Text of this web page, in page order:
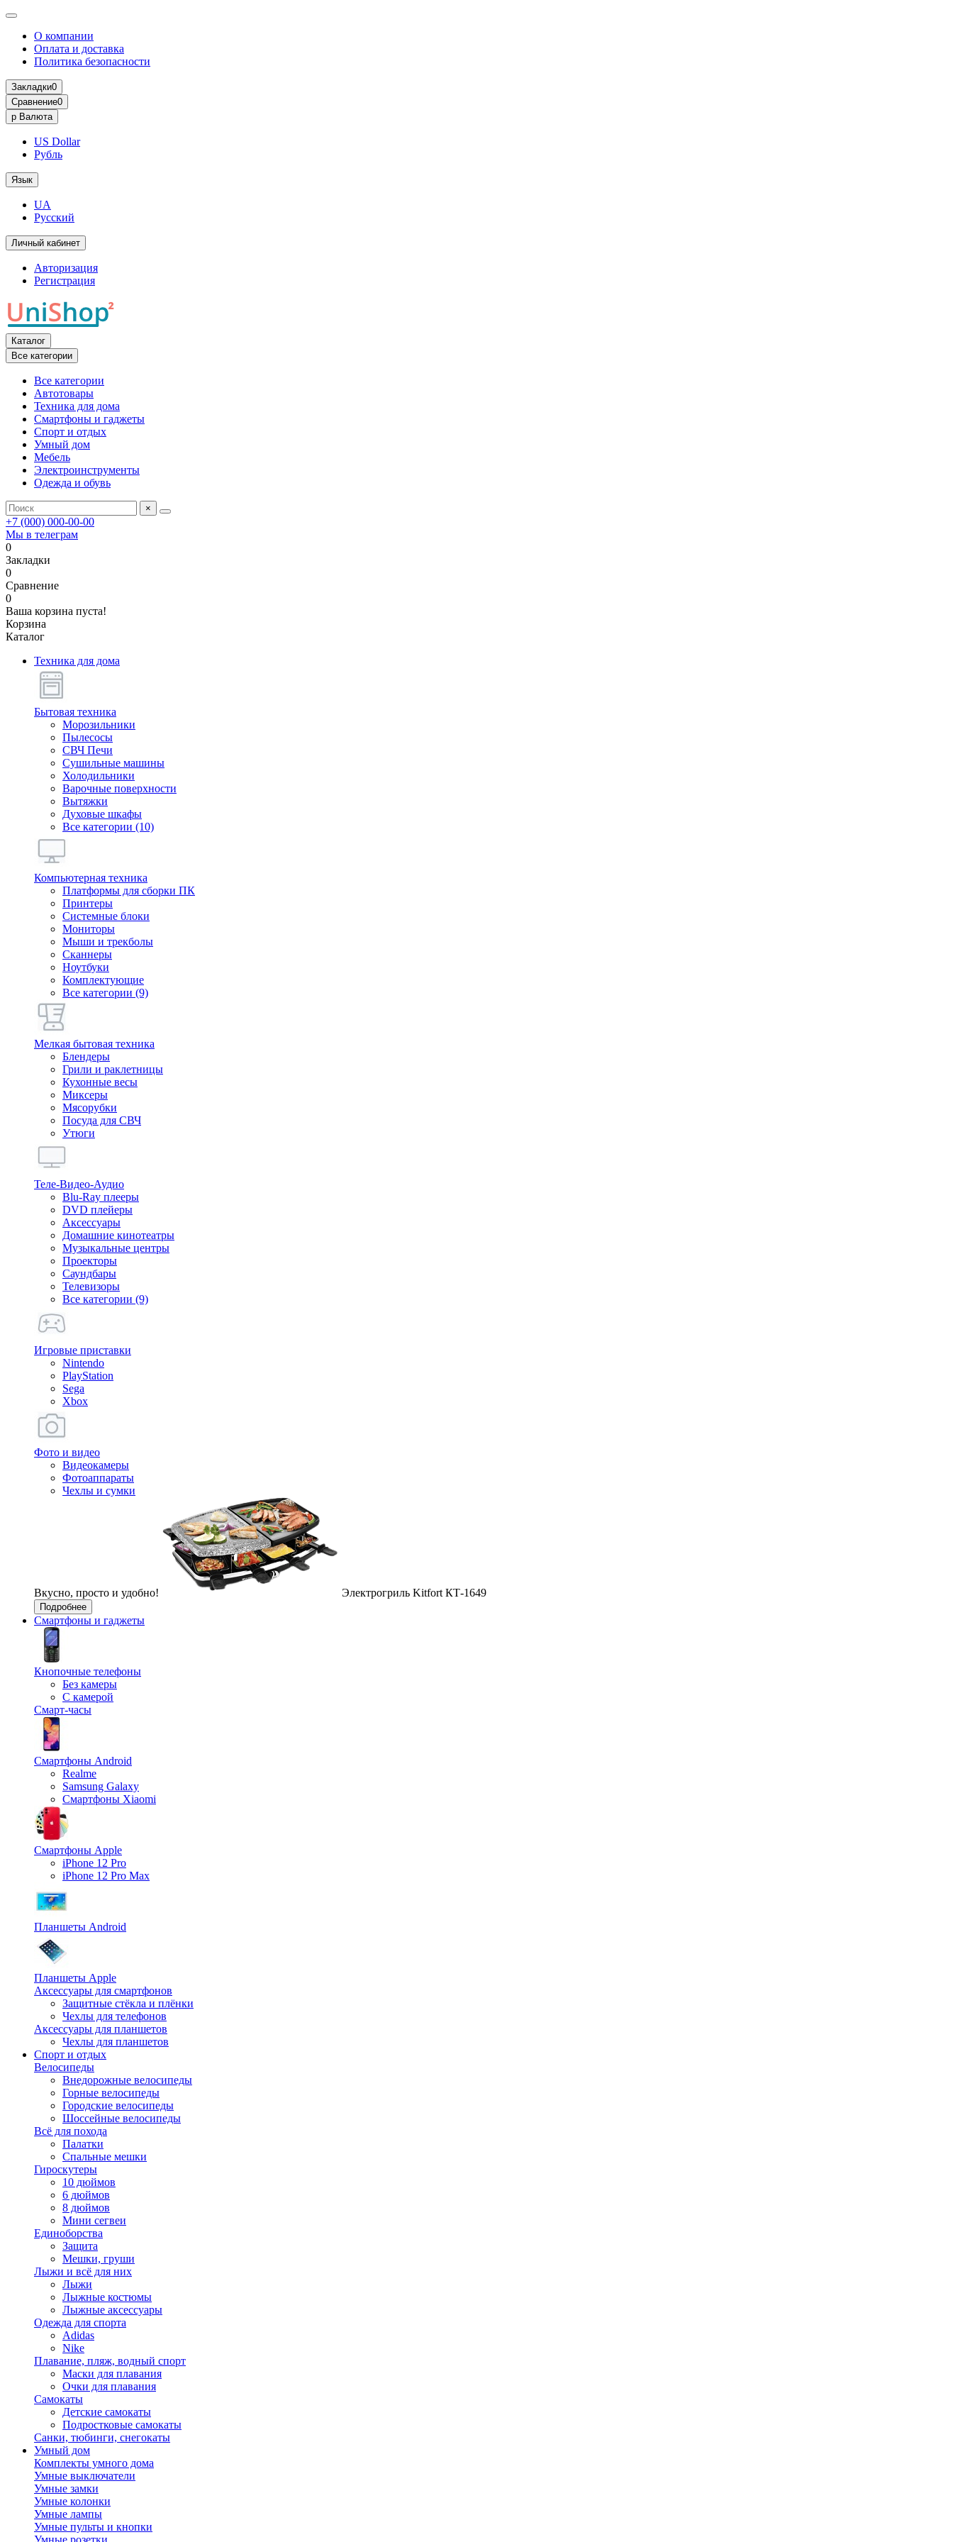
О компании
Оплата и доставка
Политика безопасности
Закладки0
Сравнение0
р Валюта
US Dollar
Рубль
Язык
UA
Русский
Личный кабинет
Авторизация
Регистрация
Каталог
Все категории
Все категории
Автотовары
Техника для дома
Смартфоны и гаджеты
Спорт и отдых
Умный дом
Мебель
Электроинструменты
Одежда и обувь
×
+7 (000) 000-00-00
Мы в телеграм
0
Закладки
0
Сравнение
0
Ваша корзина пуста!
Корзина
Каталог
Техника для дома
Бытовая техника
Морозильники
Пылесосы
СВЧ Печи
Сушильные машины
Холодильники
Варочные поверхности
Вытяжки
Духовые шкафы
Все категории (10)
Компьютерная техника
Платформы для сборки ПК
Принтеры
Системные блоки
Мониторы
Мыши и трекболы
Сканнеры
Ноутбуки
Комплектующие
Все категории (9)
Мелкая бытовая техника
Блендеры
Грили и раклетницы
Кухонные весы
Миксеры
Мясорубки
Посуда для СВЧ
Утюги
Теле-Видео-Аудио
Blu-Ray плееры
DVD плейеры
Аксессуары
Домашние кинотеатры
Музыкальные центры
Проекторы
Саундбары
Телевизоры
Все категории (9)
Игровые приставки
Nintendo
PlayStation
Sega
Xbox
Фото и видео
Видеокамеры
Фотоаппараты
Чехлы и сумки
Вкусно, просто и удобно! Электрогриль Kitfort КТ-1649
Подробнее
Смартфоны и гаджеты
Кнопочные телефоны
Без камеры
С камерой
Смарт-часы
Смартфоны Android
Realme
Samsung Galaxy
Смартфоны Xiaomi
Смартфоны Apple
iPhone 12 Pro
iPhone 12 Pro Max
Планшеты Android
Планшеты Apple
Аксессуары для смартфонов
Защитные стёкла и плёнки
Чехлы для телефонов
Аксессуары для планшетов
Чехлы для планшетов
Спорт и отдых
Велосипеды
Внедорожные велосипеды
Горные велосипеды
Городские велосипеды
Шоссейные велосипеды
Всё для похода
Палатки
Спальные мешки
Гироскутеры
10 дюймов
6 дюймов
8 дюймов
Мини сегвеи
Единоборства
Защита
Мешки, груши
Лыжи и всё для них
Лыжи
Лыжные костюмы
Лыжные аксессуары
Одежда для спорта
Adidas
Nike
Плавание, пляж, водный спорт
Маски для плавания
Очки для плавания
Самокаты
Детские самокаты
Подростковые самокаты
Санки, тюбинги, снегокаты
Умный дом
Комплекты умного дома
Умные выключатели
Умные замки
Умные колонки
Умные лампы
Умные пульты и кнопки
Умные розетки